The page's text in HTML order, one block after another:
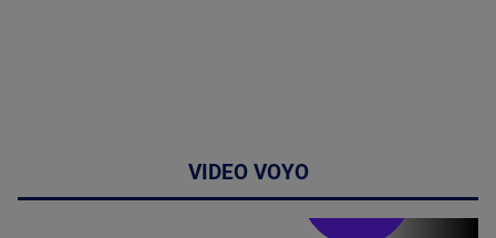
VIDEO VOYO